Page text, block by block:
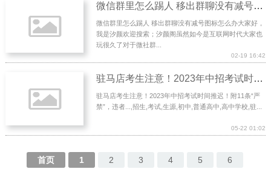
微信群里怎么踢人 移出群聊没有减号图标怎么办
微信群里怎么踢人 移出群聊没有减号图标怎么办大家好，
我是汐颜欢迎搜索；汐颜阁虽然如今是互联网时代大家也
玩很久了对于微社群...
02-19 16:42
驻马店考生注意！2023年中招考试时间推迟！附11条“严禁”，违者...
驻马店考生注意！2023年中招考试时间推迟！附11条“严
禁”，违者...,招生,考试,生源,初中,普通高中,高中学校,驻...
05-22 01:02
首页 1 2 3 4 5 6